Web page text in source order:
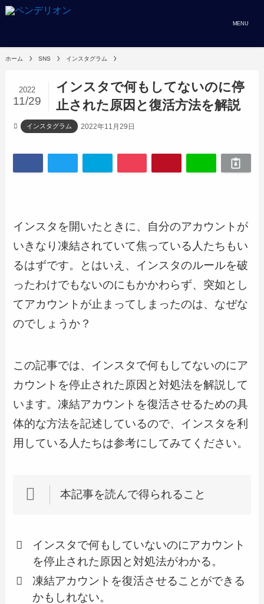
MENU
ホーム SNS インスタグラム
インスタで何もしてないのに停
止された原因と復活方法を解説
2022
11/29
インスタグラム 2022年11月29日
インスタを開いたときに、自分のアカウントが
いきなり凍結されていて焦っている人たちもい
るはずです。とはいえ、インスタのルールを破
ったわけでもないのにもかかわらず、突如とし
てアカウントが止まってしまったのは、なぜな
のでしょうか？
この記事では、インスタで何もしてないのにア
カウントを停止された原因と対処法を解説して
います。凍結アカウントを復活させるための具
体的な方法を記述しているので、インスタを利
用している人たちは参考にしてみてください。
本記事を読んで得られること
インスタで何もしていないのにアカウント
を停止された原因と対処法がわかる。
凍結アカウントを復活させることができる
かもしれない。